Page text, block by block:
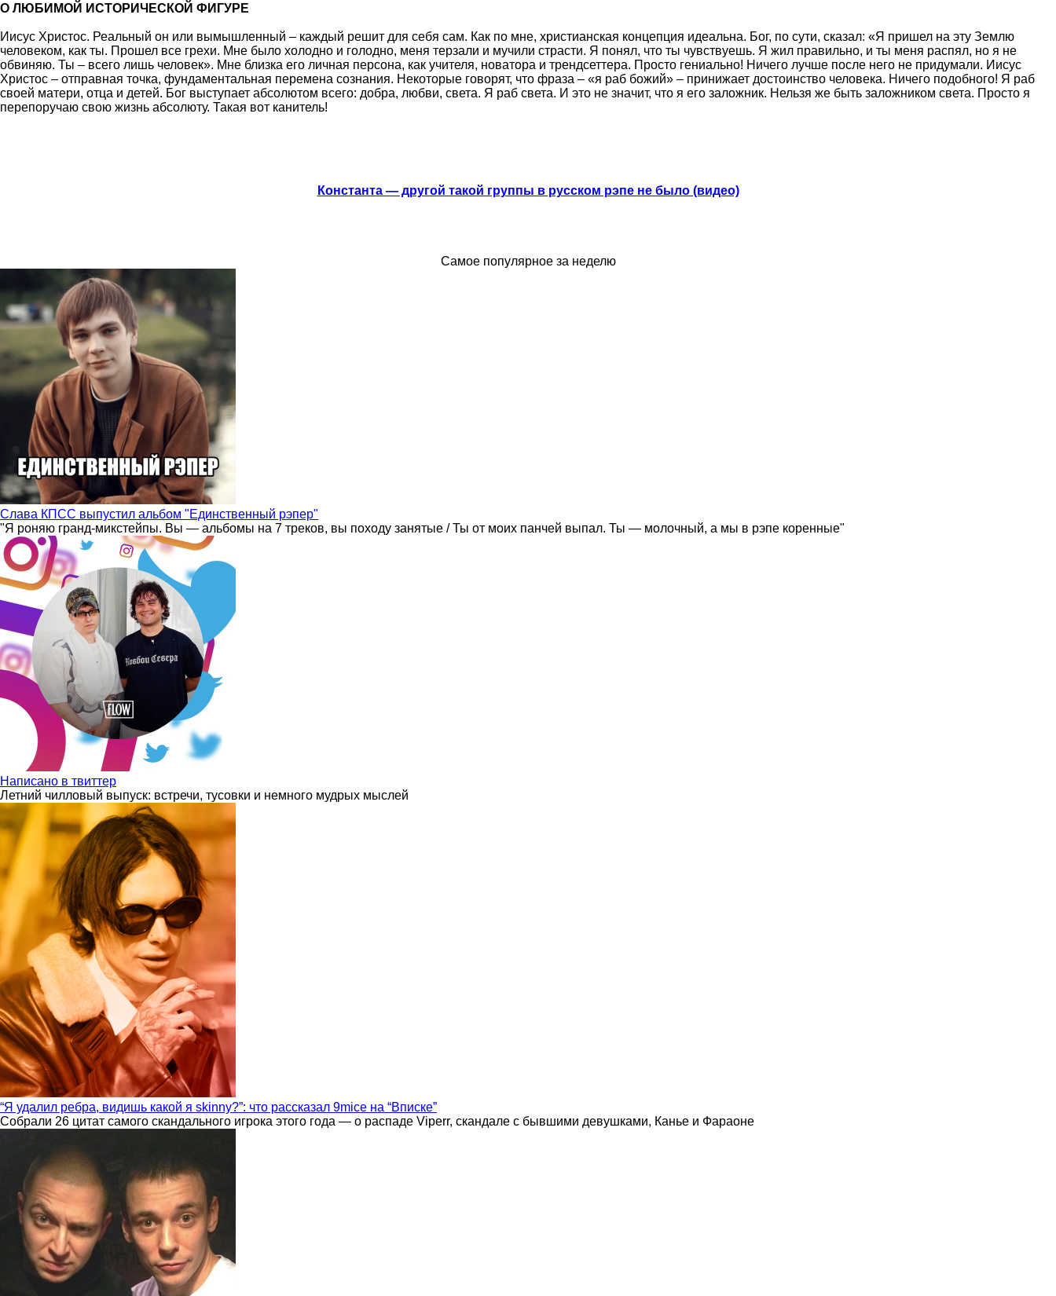
О ЛЮБИМОЙ ИСТОРИЧЕСКОЙ ФИГУРЕ
Иисус Христос. Реальный он или вымышленный – каждый решит для себя сам. Как по мне, христианская концепция идеальна. Бог, по сути, сказал: «Я пришел на эту Землю
человеком, как ты. Прошел все грехи. Мне было холодно и голодно, меня терзали и мучили страсти. Я понял, что ты чувствуешь. Я жил правильно, и ты меня распял, но я не
обвиняю. Ты – всего лишь человек». Мне близка его личная персона, как учителя, новатора и трендсеттера. Просто гениально! Ничего лучше после него не придумали. Иисус
Христос – отправная точка, фундаментальная перемена сознания. Некоторые говорят, что фраза – «я раб божий» – принижает достоинство человека. Ничего подобного! Я раб
своей матери, отца и детей. Бог выступает абсолютом всего: добра, любви, света. Я раб света. И это не значит, что я его заложник. Нельзя же быть заложником света. Просто я
перепоручаю свою жизнь абсолюту. Такая вот канитель!
Константа — другой такой группы в русском рэпе не было (видео)
Самое популярное за неделю
Слава КПСС выпустил альбом "Единственный рэпер"
"Я роняю гранд-микстейпы. Вы — альбомы на 7 треков, вы походу занятые / Ты от моих панчей выпал. Ты — молочный, а мы в рэпе коренные"
Написано в твиттер
Летний чилловый выпуск: встречи, тусовки и немного мудрых мыслей
“Я удалил ребра, видишь какой я skinny?”: что рассказал 9mice на “Вписке”
Собрали 26 цитат самого скандального игрока этого года — о распаде Viperr, скандале с бывшими девушками, Канье и Фараоне